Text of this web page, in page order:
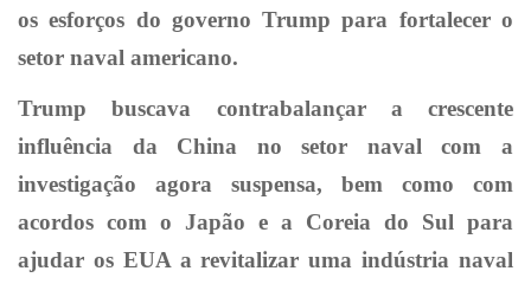
os esforços do governo Trump para fortalecer o
setor naval americano.
Trump buscava contrabalançar a crescente
influência da China no setor naval com a
investigação agora suspensa, bem como com
acordos com o Japão e a Coreia do Sul para
ajudar os EUA a revitalizar uma indústria naval